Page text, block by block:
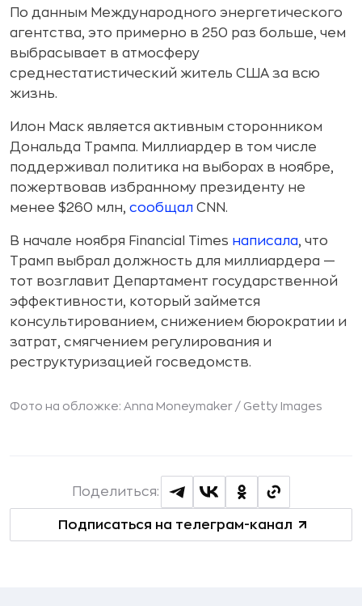
По данным Международного энергетического
агентства, это примерно в 250 раз больше, чем
выбрасывает в атмосферу
среднестатистический житель США за всю
жизнь.
Илон Маск является активным сторонником
Дональда Трампа. Миллиардер в том числе
поддерживал политика на выборах в ноябре,
пожертвовав избранному президенту не
менее $260 млн, сообщал CNN.
В начале ноября Financial Times написала, что
Трамп выбрал должность для миллиардера —
тот возглавит Департамент государственной
эффективности, который займется
консультированием, снижением бюрократии и
затрат, смягчением регулирования и
реструктуризацией госведомств.
Фото на обложке: Anna Moneymaker / Getty Images
Подписаться на телеграм-канал
Поделиться: